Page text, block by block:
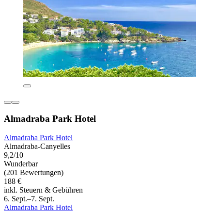
Almadraba Park Hotel
Almadraba Park Hotel
Almadraba-Canyelles
9,2/10
Wunderbar
(201 Bewertungen)
188 €
inkl. Steuern & Gebühren
6. Sept.–7. Sept.
Almadraba Park Hotel